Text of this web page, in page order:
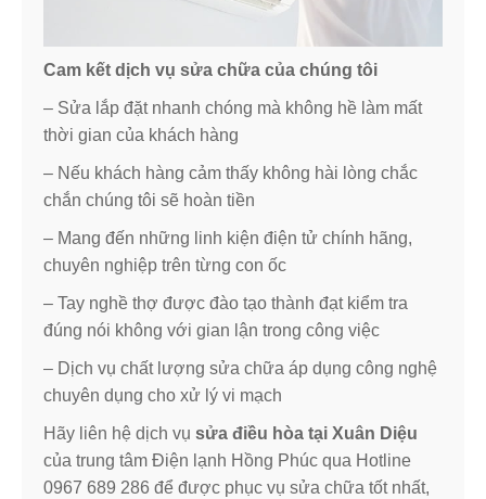
Cam kết dịch vụ sửa chữa của chúng tôi
– Sửa lắp đặt nhanh chóng mà không hề làm mất
thời gian của khách hàng
– Nếu khách hàng cảm thấy không hài lòng chắc
chắn chúng tôi sẽ hoàn tiền
– Mang đến những linh kiện điện tử chính hãng,
chuyên nghiệp trên từng con ốc
– Tay nghề thợ được đào tạo thành đạt kiểm tra
đúng nói không với gian lận trong công việc
– Dịch vụ chất lượng sửa chữa áp dụng công nghệ
chuyên dụng cho xử lý vi mạch
Hãy liên hệ dịch vụ sửa điều hòa tại Xuân Diệu
của trung tâm Điện lạnh Hồng Phúc qua Hotline
0967 689 286 để được phục vụ sửa chữa tốt nhất,